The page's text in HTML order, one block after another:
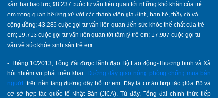
xâm hại bạo lực; 98.237 cuộc tư vấn liên quan tới những khó khăn của trẻ
em trong quan hệ ứng xử với các thành viên gia đình, bạn bè, thầy cô và
cộng đồng; 43.286 cuộc gọi tư vấn liên quan đến sức khỏe thể chất của trẻ
em; 19.713 cuộc gọi tư vấn liên quan tới tâm lý trẻ em; 17.907 cuộc gọi tư
vấn về sức khỏe sinh sản trẻ em.
- Tháng 10/2013, Tổng đài được lãnh đạo Bộ Lao động-Thương binh và Xã
hội nhiệm vụ phát triển khai Đường dây giao nóng phòng chống mua bán
người trên nền tảng đường dây hỗ trợ em. Đây là dự án hợp tác giữa Bộ và
cơ sở hợp tác quốc tế Nhật Bản (JICA). Từ đây, Tổng đài chính thức tiếp